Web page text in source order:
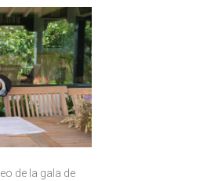
de la gala de